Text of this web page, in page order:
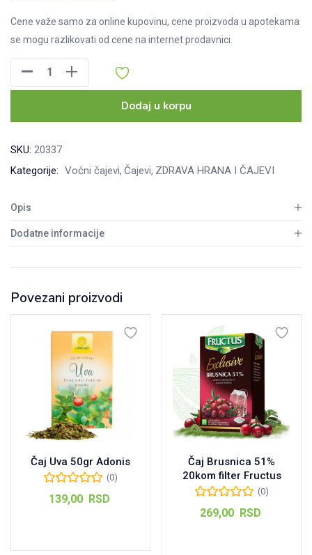
Cene važe samo za online kupovinu, cene proizvoda u apotekama
se mogu razlikovati od cene na internet prodavnici.
Pomorandža
đumbirom
20kom
Dodaj u korpu
SKU: 20337
Kategorije: Voćni čajevi Čajevi ZDRAVA HRANA I ČAJEVI
Opis
Dodatne informacije
Povezani proizvodi
Čaj Uva 50gr Adonis
(0)
139,00 RSD
Čaj Brusnica 51%
20kom filter Fructus
(0)
269,00 RSD